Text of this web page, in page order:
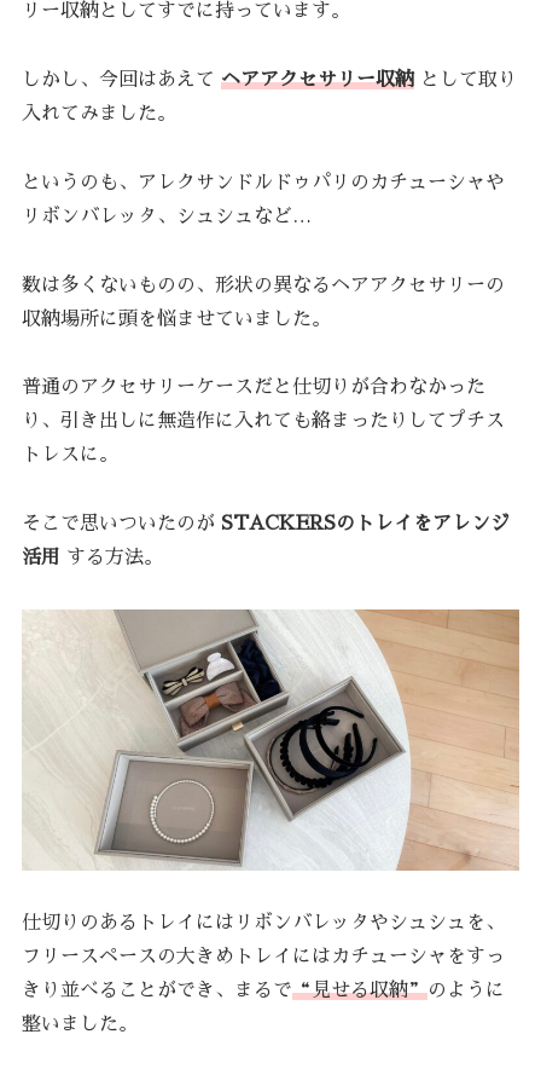
リー収納としてすでに持っています。
しかし、今回はあえてヘアアクセサリー収納として取り
入れてみました。
というのも、アレクサンドルドゥパリのカチューシャや
リボンバレッタ、シュシュなど…
数は多くないものの、形状の異なるヘアアクセサリーの
収納場所に頭を悩ませていました。
普通のアクセサリーケースだと仕切りが合わなかった
り、引き出しに無造作に入れても絡まったりしてプチス
トレスに。
そこで思いついたのが STACKERSのトレイをアレンジ
活用
する方法。
仕切りのあるトレイにはリボンバレッタやシュシュを、
フリースペースの大きめトレイにはカチューシャをすっ
きり並べることができ、まるで“見せる収納”のように
整いました。